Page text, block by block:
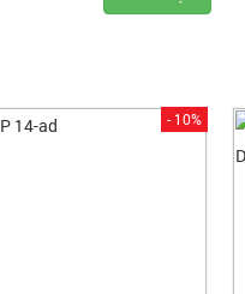
- 10%